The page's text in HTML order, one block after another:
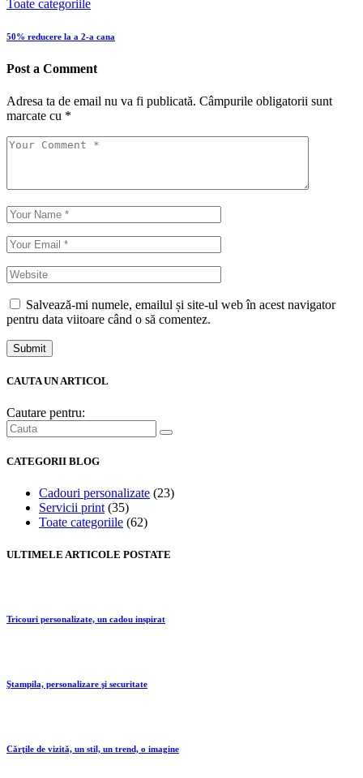
Toate categoriile
50% reducere la a 2-a cana
Post a Comment
Adresa ta de email nu va fi publicată. Câmpurile obligatorii sunt
marcate cu *
Salvează-mi numele, emailul și site-ul web în acest navigator
pentru data viitoare când o să comentez.
Submit
CAUTA UN ARTICOL
Cautare pentru:
CATEGORII BLOG
Cadouri personalizate (23)
Servicii print (35)
Toate categoriile (62)
ULTIMELE ARTICOLE POSTATE
Tricouri personalizate, un cadou inspirat
Ştampila, personalizare şi securitate
Cărţile de vizită, un stil, un trend, o imagine